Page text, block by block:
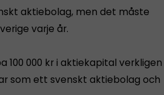
aktiebolag, men det måste
varje år.
000 kr i aktiekapital verkligen
som ett svenskt aktiebolag och